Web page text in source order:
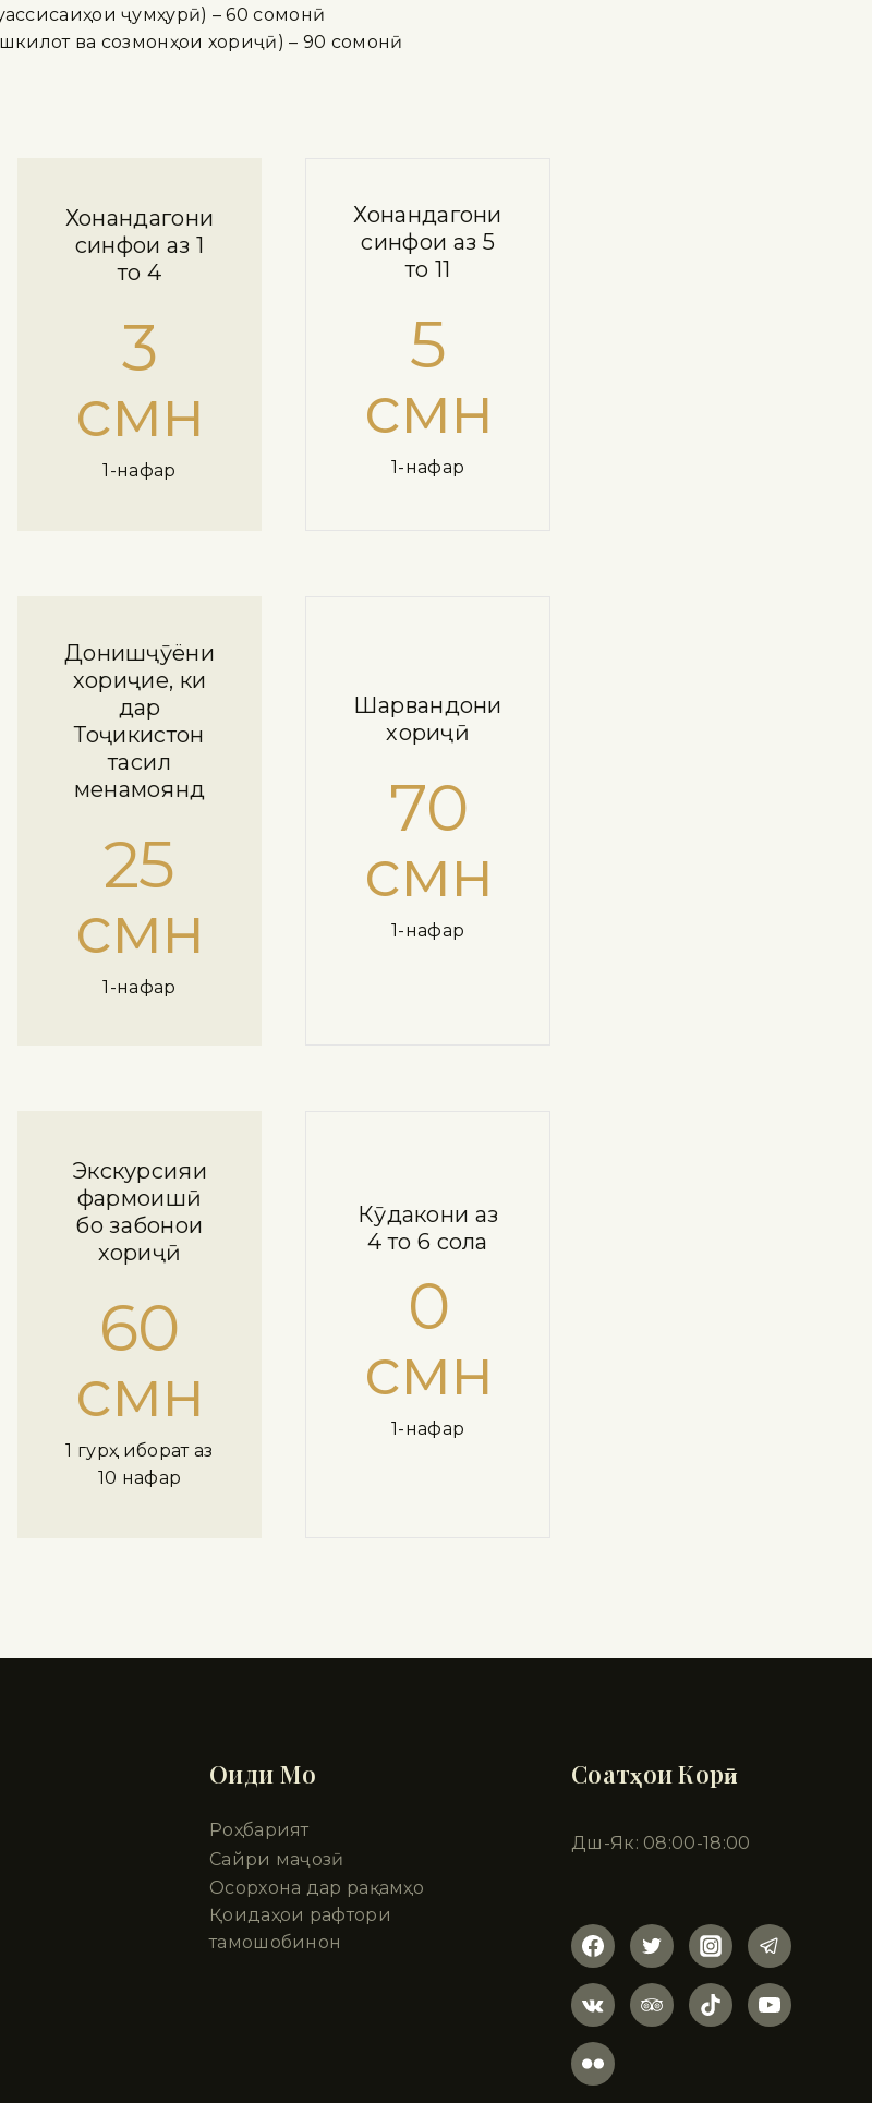
ҷумҳурӣ) – 60 сомонӣ
ва созмонҳои хориҷӣ) – 90 сомонӣ
Хонандагони
синфҳои аз 1
то 4
3
смн
1-нафар
Хонандагони
синфҳои аз 5
то 11
5
смн
1-нафар
Донишҷӯёни
хориҷие, ки
дар
Тоҷикистон
таҳсил
менамоянд
25
смн
1-нафар
Шаҳрвандони
хориҷӣ
70
смн
1-нафар
Экскурсияи
фармоишӣ
бо забонҳои
хориҷӣ
60
смн
1 гурӯҳ иборат аз
10 нафар
Кӯдакони аз
4 то 6 сола
0
смн
1-нафар
Оиди Мо
Роҳбарият
Сайри маҷозӣ
Осорхона дар рақамҳо
Қоидаҳои рафтори
тамошобинон
Соатҳои Корӣ
Дш-Як: 08:00-18:00